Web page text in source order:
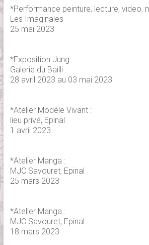
*Performance peinture, lecture, video,
Les Imaginales
25 mai 2023
*Exposition Jung :
Galerie du Bailli
28 avril 2023 au 03 mai 2023
*Atelier Modèle Vivant :
lieu privé, Epinal
1 avril 2023
*Atelier Manga :
MJC Savouret, Epinal
25 mars 2023
*Atelier Manga :
MJC Savouret, Epinal
18 mars 2023